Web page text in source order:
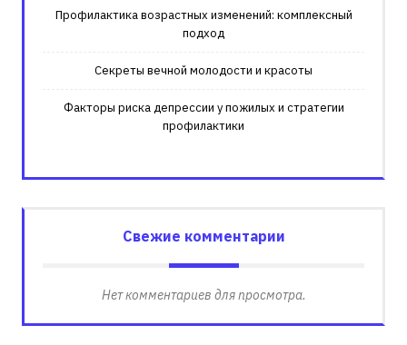
Профилактика возрастных изменений: комплексный
подход
Секреты вечной молодости и красоты
Факторы риска депрессии у пожилых и стратегии
профилактики
Свежие комментарии
Нет комментариев для просмотра.